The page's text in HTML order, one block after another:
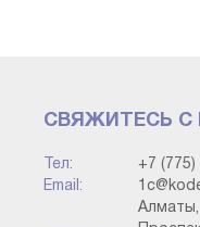
Методология
СВЯЖИТЕСЬ С
Тел:
+7
Email:
Алматы,